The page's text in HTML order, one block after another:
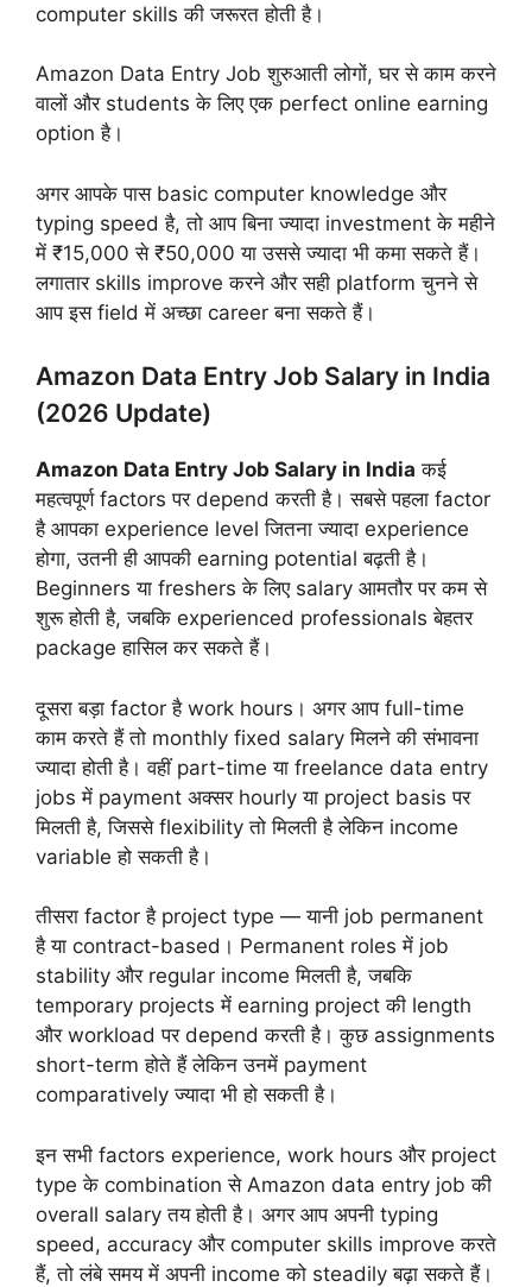
computer skills की जरूरत होती है।
Amazon Data Entry Job शुरुआती लोगों, घर से काम करने
वालों और students के लिए एक perfect online earning
option है।
अगर आपके पास basic computer knowledge और
typing speed है, तो आप बिना ज्यादा investment के महीने
में ₹15,000 से ₹50,000 या उससे ज्यादा भी कमा सकते हैं।
लगातार skills improve करने और सही platform चुनने से
आप इस field में अच्छा career बना सकते हैं।
Amazon Data Entry Job Salary in India
(2026 Update)
Amazon Data Entry Job Salary in India कई
महत्वपूर्ण factors पर depend करती है। सबसे पहला factor
है आपका experience level जितना ज्यादा experience
होगा, उतनी ही आपकी earning potential बढ़ती है।
Beginners या freshers के लिए salary आमतौर पर कम से
शुरू होती है, जबकि experienced professionals बेहतर
package हासिल कर सकते हैं।
दूसरा बड़ा factor है work hours। अगर आप full-time
काम करते हैं तो monthly fixed salary मिलने की संभावना
ज्यादा होती है। वहीं part-time या freelance data entry
jobs में payment अक्सर hourly या project basis पर
मिलती है, जिससे flexibility तो मिलती है लेकिन income
variable हो सकती है।
तीसरा factor है project type — यानी job permanent
है या contract-based। Permanent roles में job
stability और regular income मिलती है, जबकि
temporary projects में earning project की length
और workload पर depend करती है। कुछ assignments
short-term होते हैं लेकिन उनमें payment
comparatively ज्यादा भी हो सकती है।
इन सभी factors experience, work hours और project
type के combination से Amazon data entry job की
overall salary तय होती है। अगर आप अपनी typing
speed, accuracy और computer skills improve करते
हैं, तो लंबे समय में अपनी income को steadily बढ़ा सकते हैं।